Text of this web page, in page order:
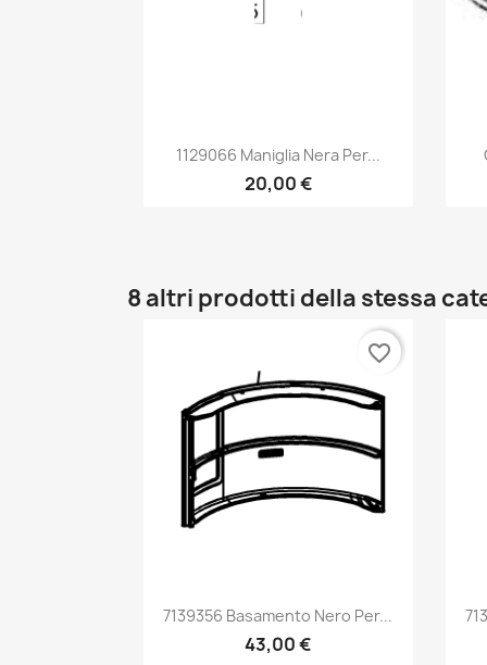
Anteprima
1129066 Maniglia Nera Per...
20,00 €
8 altri prodotti della stessa
Anteprima
7139356 Basamento Nero Per...
43,00 €
favorite_border